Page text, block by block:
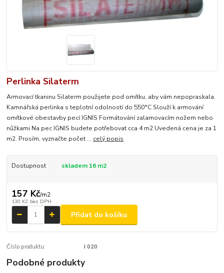
Perlinka Silaterm
Armovací tkaninu Silaterm použijete pod omítku, aby vám nepopraskala.
Kamnářská perlinka s teplotní odolností do 550°C Slouží k armování
omítkové obestavby pecí IGNIS Formátování zalamovacím nožem nebo
nůžkami Na pec IGNIS budete potřebovat cca 4 m2 Uvedená cena je za 1
m2. Prosím, vyznačte počet ... celý popis
Dostupnost skladem 16 m2
157 Kč/m2
130 Kč bez DPH
Přidat do košíku
Číslo produktu: I 020
Podobné produkty